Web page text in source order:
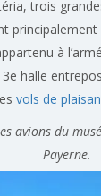
trois
à
halle
vols de
avions du
Payerne.